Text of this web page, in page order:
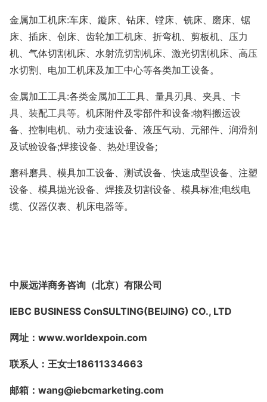
金属加工机床:车床、鏇床、钻床、镗床、铣床、磨床、锯
床、插床、创床、齿轮加工机床、折弯机、剪板机、压力
机、气体切割机床、水射流切割机床、激光切割机床、高压
水切割、电加工机床及加工中心等各类加工设备。
金属加工工具:各类金属加工工具、量具刃具、夹具、卡
具、装配工具等。机床附件及零部件和设备:物料搬运设
备、控制电机、动力变速设备、液压气动、元部件、润滑剂
及试验设备;焊接设备、热处理设备;
磨科磨具、模具加工设备、测试设备、快速成型设备、注塑
设备、模具抛光设备、焊接及切割设备、模具标准;电线电
缆、仪器仪表、机床电器等。
中展远洋商务咨询（北京）有限公司
IEBC BUSINESS ConSULTING(BEIJING) CO., LTD
网址 ： www.worldexpoin.com
联系人：王女士18611334663
邮箱： wang@iebcmarketing.com